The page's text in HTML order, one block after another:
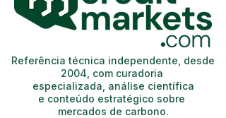
Referência técnica independente, desde
2004, com curadoria
especializada, análise científica
e conteúdo estratégico sobre
mercados de carbono.